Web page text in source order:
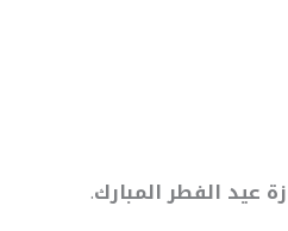
عيد الفطر المبارك.